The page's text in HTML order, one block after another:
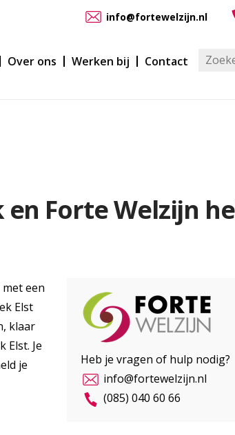
info@fortewelzijn.nl
Over ons Werken bij Contact
Forte Welzijn
een
Elst
klaar
Elst. Je
je
Heb je vragen of hulp nodig?
info@fortewelzijn.nl
(085) 040 60 66